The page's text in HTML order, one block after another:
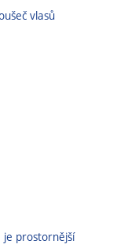
vlasů
je prostornější